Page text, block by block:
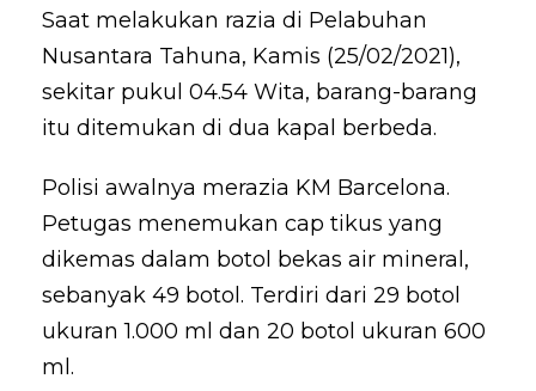
Saat melakukan razia di Pelabuhan
Nusantara Tahuna, Kamis (25/02/2021),
sekitar pukul 04.54 Wita, barang-barang
itu ditemukan di dua kapal berbeda.
Polisi awalnya merazia KM Barcelona.
Petugas menemukan cap tikus yang
dikemas dalam botol bekas air mineral,
sebanyak 49 botol. Terdiri dari 29 botol
ukuran 1.000 ml dan 20 botol ukuran 600
ml.